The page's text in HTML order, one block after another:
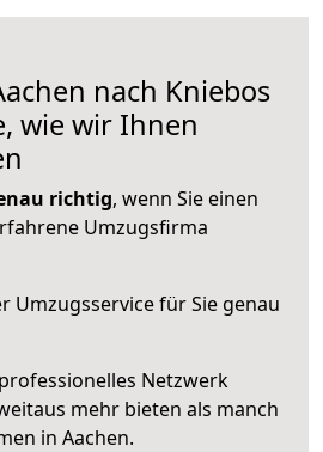
nach Kniebos
wie wir Ihnen
richtig, wenn Sie einen
Umzugsfirma
Umzugsservice für Sie genau
Netzwerk
mehr bieten als manch
in Aachen.